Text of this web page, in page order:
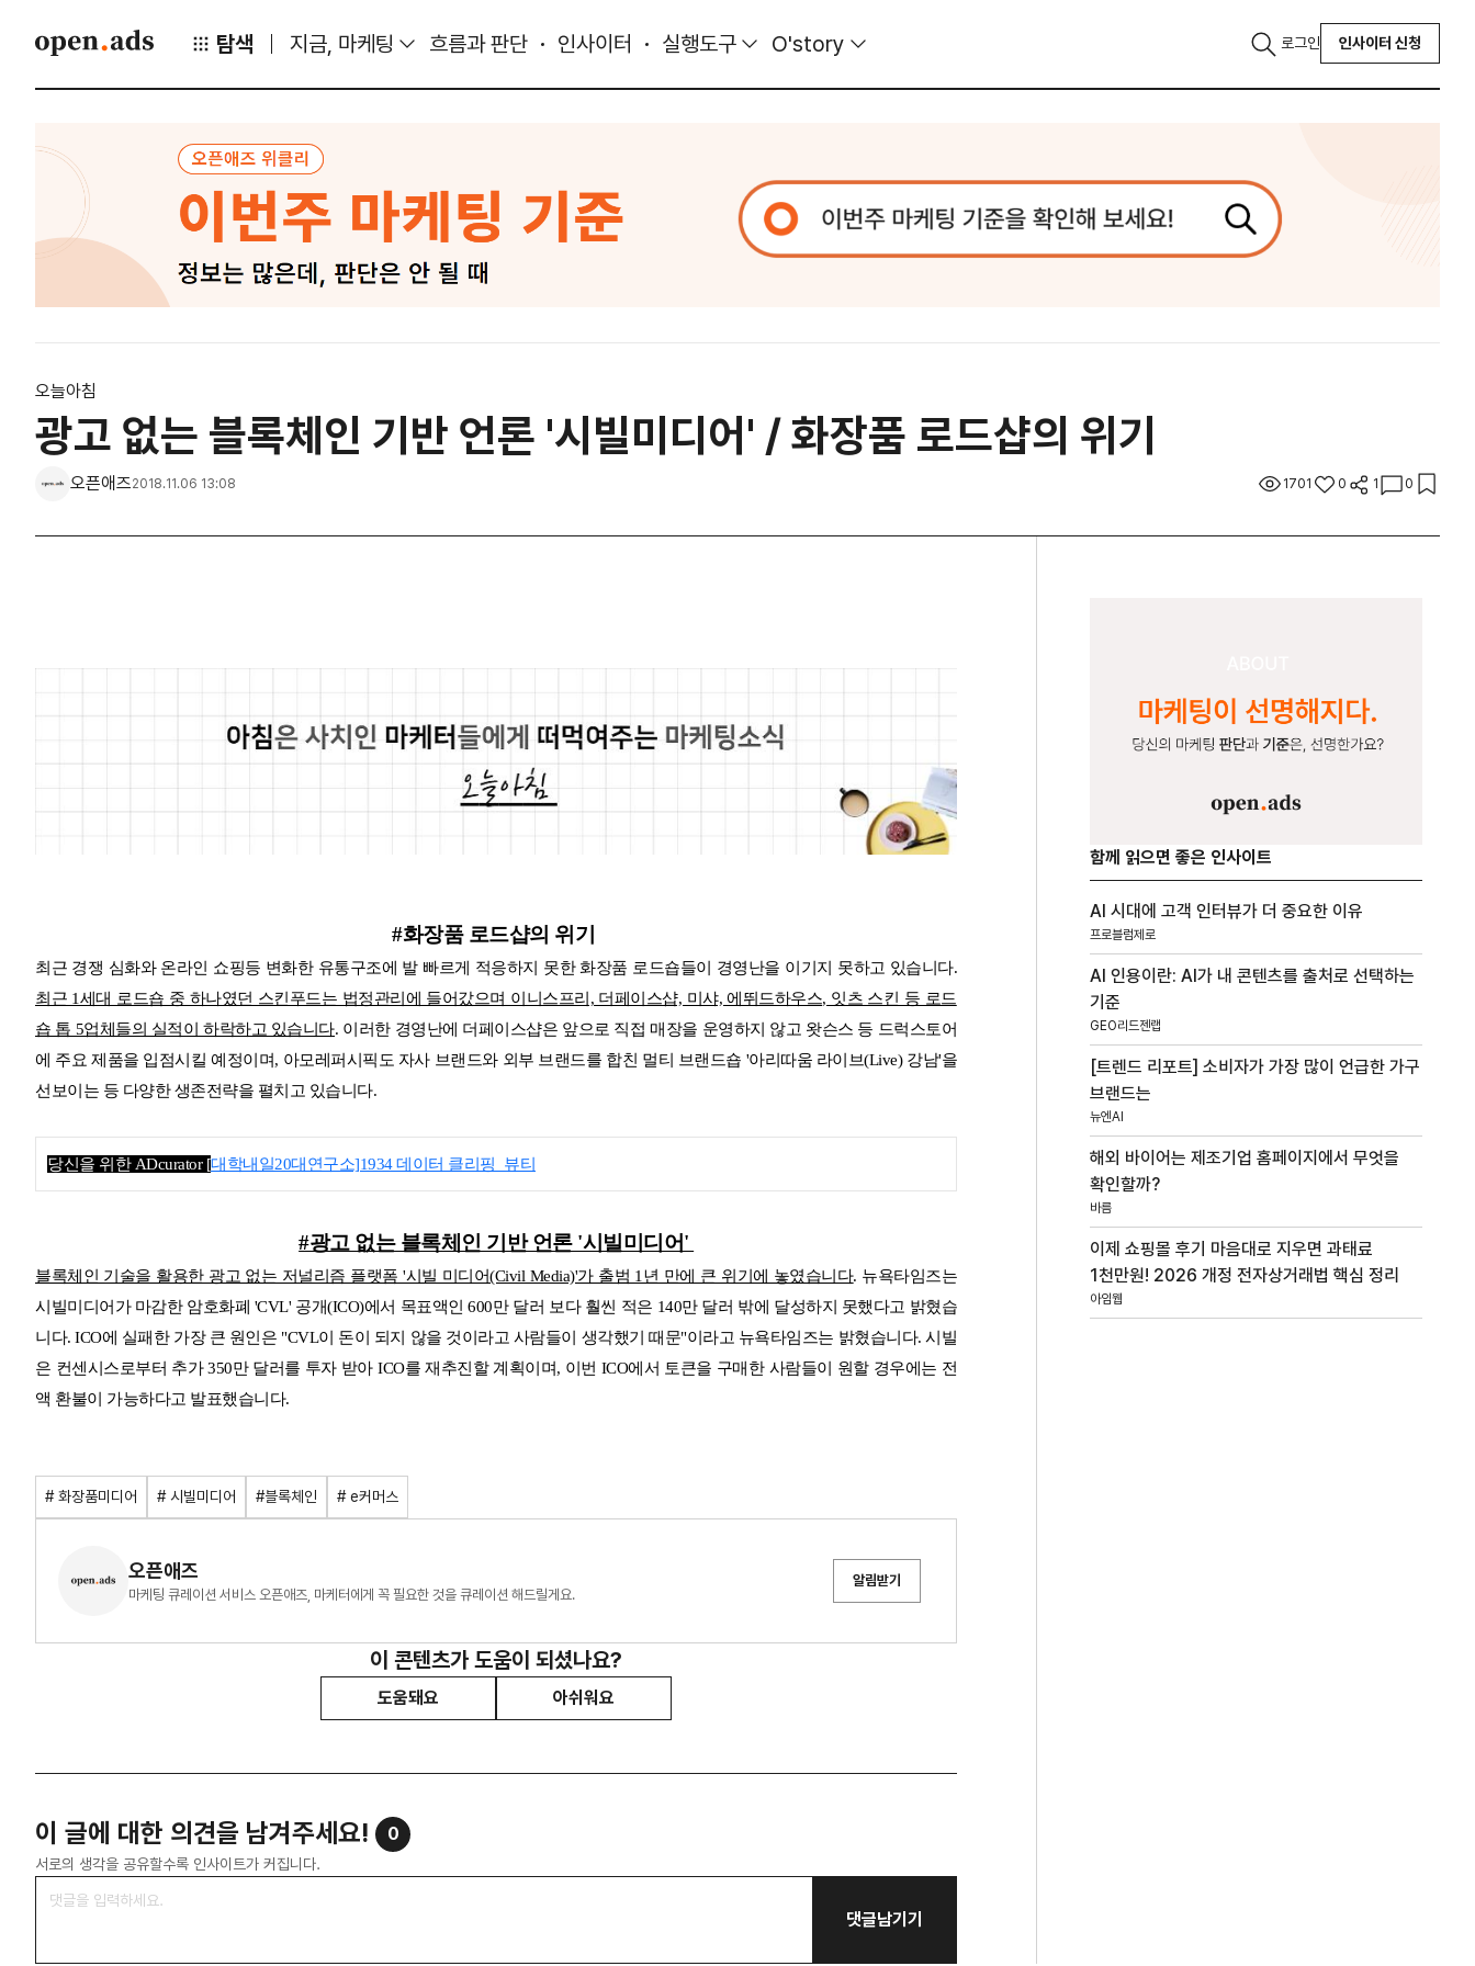
탐색 지금, 마케팅 흐름과 판단 인사이터 실행도구 O'story 로그인 인사이터 신청
오늘아침
광고 없는 블록체인 기반 언론 '시빌미디어' / 화장품 로드샵의 위기
오픈애즈2018.11.06 13:08 1701 0 1 0
#화장품 로드샵의 위기
최근 경쟁 심화와 온라인 쇼핑등 변화한 유통구조에 발 빠르게 적응하지 못한 화장품 로드숍들이 경영난을 이기지 못하고 있습니다.
최근 1세대 로드숍 중 하나였던 스킨푸드는 법정관리에 들어갔으며 이니스프리, 더페이스샵, 미샤, 에뛰드하우스, 잇츠 스킨 등 로드
숍 톱 5업체들의 실적이 하락하고 있습니다. 이러한 경영난에 더페이스샵은 앞으로 직접 매장을 운영하지 않고 왓슨스 등 드럭스토어
에 주요 제품을 입점시킬 예정이며, 아모레퍼시픽도 자사 브랜드와 외부 브랜드를 합친 멀티 브랜드숍 '아리따움 라이브(Live) 강남'을
선보이는 등 다양한 생존전략을 펼치고 있습니다.
당신을 위한 ADcurator [대학내일20대연구소]1934 데이터 클리핑_뷰티
#광고 없는 블록체인 기반 언론 '시빌미디어'
블록체인 기술을 활용한 광고 없는 저널리즘 플랫폼 '시빌 미디어(Civil Media)'가 출범 1년 만에 큰 위기에 놓였습니다. 뉴욕타임즈는
시빌미디어가 마감한 암호화폐 'CVL' 공개(ICO)에서 목표액인 600만 달러 보다 훨씬 적은 140만 달러 밖에 달성하지 못했다고 밝혔습
니다. ICO에 실패한 가장 큰 원인은 "CVL이 돈이 되지 않을 것이라고 사람들이 생각했기 때문"이라고 뉴욕타임즈는 밝혔습니다. 시빌
은 컨센시스로부터 추가 350만 달러를 투자 받아 ICO를 재추진할 계획이며, 이번 ICO에서 토큰을 구매한 사람들이 원할 경우에는 전
액 환불이 가능하다고 발표했습니다.
# 화장품미디어 # 시빌미디어 #블록체인 # e커머스
오픈애즈
마케팅 큐레이션 서비스 오픈애즈, 마케터에게 꼭 필요한 것을 큐레이션 해드릴게요.
알림받기
이 콘텐츠가 도움이 되셨나요?
도움돼요 아쉬워요
이 글에 대한 의견을 남겨주세요! 0
서로의 생각을 공유할수록 인사이트가 커집니다.
댓글남기기
함께 읽으면 좋은 인사이트
AI 시대에 고객 인터뷰가 더 중요한 이유
프로블럼제로
AI 인용이란: AI가 내 콘텐츠를 출처로 선택하는
기준
GEO리드젠랩
[트렌드 리포트] 소비자가 가장 많이 언급한 가구
브랜드는
뉴엔AI
해외 바이어는 제조기업 홈페이지에서 무엇을
확인할까?
바름
이제 쇼핑몰 후기 마음대로 지우면 과태료
1천만원! 2026 개정 전자상거래법 핵심 정리
아임웹